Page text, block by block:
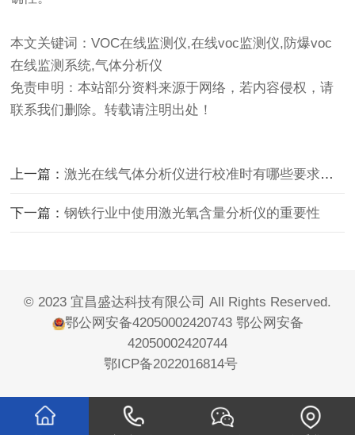
本文关键词：VOC在线监测仪,在线voc监测仪,防爆voc
在线监测系统,气体分析仪
免责申明：本站部分资料来源于网络，若内容侵权，请
联系我们删除。转载请注明出处！
上一篇：激光在线气体分析仪进行校准时有哪些要求呢？
下一篇：钢铁行业中使用激光氧含量分析仪的重要性
© 2023 宜昌盛达科技有限公司 All Rights Reserved.
鄂公网安备42050002420743 鄂公网安备
42050002420744
鄂ICP备2022016814号